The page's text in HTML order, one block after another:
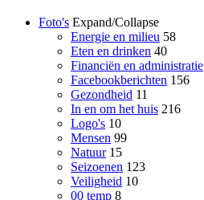
Foto's Expand/Collapse
Energie en milieu 58
Eten en drinken 40
Financiën en administratie
Facebookberichten 156
Gezondheid 11
In en om het huis 216
Logo's 10
Mensen 99
Natuur 15
Seizoenen 123
Veiligheid 10
00 temp 8